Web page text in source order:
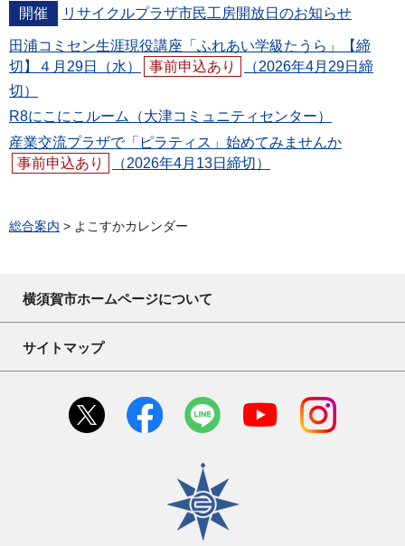
開催
リサイクルプラザ市民工房開放日のお知らせ
田浦コミセン生涯現役講座「ふれあい学級たうら」【締
切】４月29日（水）
事前申込あり
（2026年4月29日締
切）
R8にこにこルーム（大津コミュニティセンター）
産業交流プラザで「ピラティス」始めてみませんか
事前申込あり
（2026年4月13日締切）
総合案内 > よこすかカレンダー
横須賀市ホームページについて
サイトマップ
横須賀市